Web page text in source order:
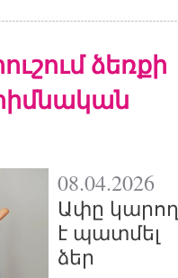
ձեռքի
08.04.2026
Ափը կարող
է պատմել
ձեր